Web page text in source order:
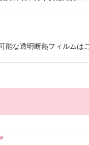
能な透明断熱フィルムは